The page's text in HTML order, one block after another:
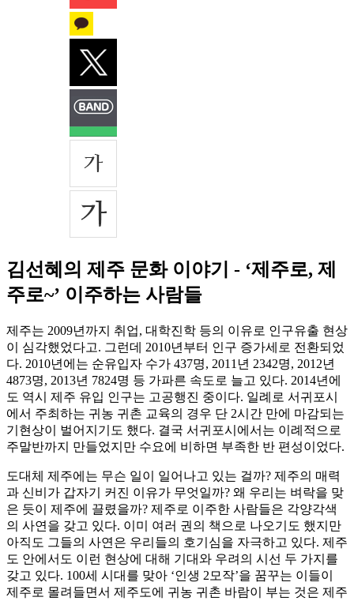
김선혜의 제주 문화 이야기 - ‘제주로, 제
주로~’ 이주하는 사람들
제주는 2009년까지 취업, 대학진학 등의 이유로 인구유출 현상
이 심각했었다고. 그런데 2010년부터 인구 증가세로 전환되었
다. 2010년에는 순유입자 수가 437명, 2011년 2342명, 2012년
4873명, 2013년 7824명 등 가파른 속도로 늘고 있다. 2014년에
도 역시 제주 유입 인구는 고공행진 중이다. 일례로 서귀포시
에서 주최하는 귀농 귀촌 교육의 경우 단 2시간 만에 마감되는
기현상이 벌어지기도 했다. 결국 서귀포시에서는 이례적으로
주말반까지 만들었지만 수요에 비하면 부족한 반 편성이었다.
도대체 제주에는 무슨 일이 일어나고 있는 걸까? 제주의 매력
과 신비가 갑자기 커진 이유가 무엇일까? 왜 우리는 벼락을 맞
은 듯이 제주에 끌렸을까? 제주로 이주한 사람들은 각양각색
의 사연을 갖고 있다. 이미 여러 권의 책으로 나오기도 했지만
아직도 그들의 사연은 우리들의 호기심을 자극하고 있다. 제주
도 안에서도 이런 현상에 대해 기대와 우려의 시선 두 가지를
갖고 있다. 100세 시대를 맞아 ‘인생 2모작’을 꿈꾸는 이들이
제주로 몰려들면서 제주도에 귀농 귀촌 바람이 부는 것은 제주